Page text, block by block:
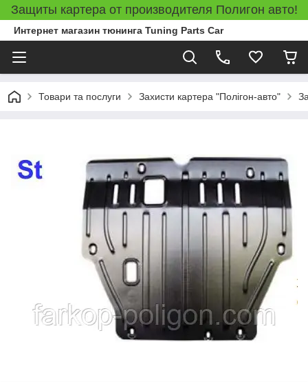
Защиты картера от производителя Полигон авто!
Интернет магазин тюнинга Tuning Parts Car
Товари та послуги Захисти картера "Полігон-авто"